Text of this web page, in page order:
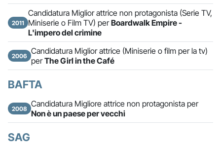
2011
Candidatura Miglior attrice non protagonista (Serie TV,
Miniserie o Film TV) perBoardwalk Empire -
L'impero del crimine
2006 Candidatura Miglior attrice (Miniserie o film per la tv)
perThe Girl in the Café
BAFTA
2008 Candidatura Migliore attrice non protagonista per
Non è un paese per vecchi
SAG